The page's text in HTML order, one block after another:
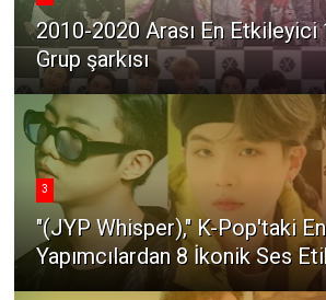
2010-2020 Arası En Etkileyici
Grup şarkısı
3
"(JYP Whisper)," K-Pop'taki
Yapımcılardan 8 İkonik Ses